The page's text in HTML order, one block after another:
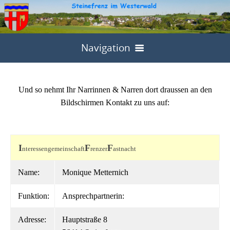
Navigation
Gemeinde
Lageplan
Kirchl. Einrichtungen
Katholische Kirche
Feuerwehr
DGH Brencede
Anfrage DGH
Nutzungsentgelt
Gestattungsvertrag
Katastrophenschutz
Allgemeine Info
Gewerbe
Service
Und so nehmt Ihr Narrinnen & Narren dort draussen an den
Bildschirmen Kontakt zu uns auf:
InteressengemeinschaftFrenzerFastnacht
Name: Monique Metternich
Funktion: Ansprechpartnerin:
Adresse:
Hauptstraße 8